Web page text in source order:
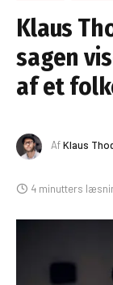
Klaus
sagen
af et
AfKlaus
4 minutters